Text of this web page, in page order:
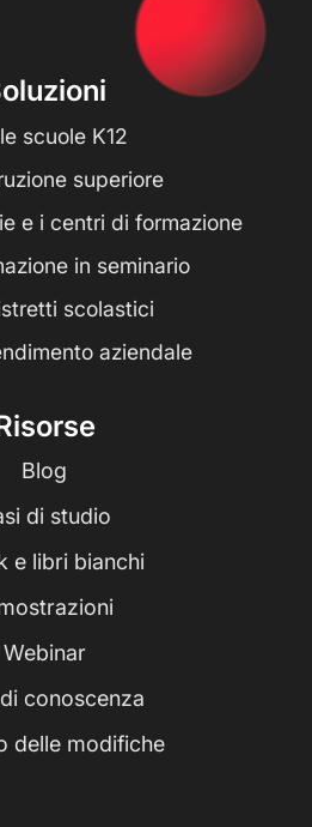
scuole K12
superiore
e i centri di formazione
in seminario
scolastici
aziendale
Blog
di studio
e libri bianchi
Webinar
conoscenza
delle modifiche